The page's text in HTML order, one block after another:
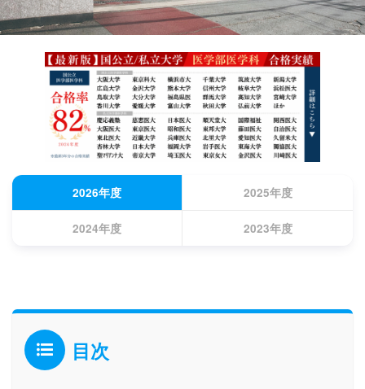
2026年度 2025年度
2024年度 2023年度
目次